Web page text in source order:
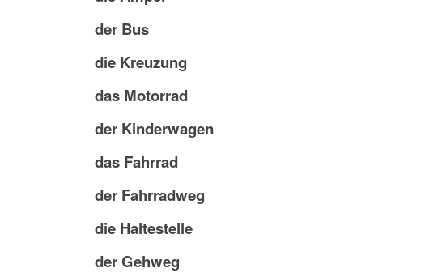
der Bus
die Kreuzung
das Motorrad
der Kinderwagen
das Fahrrad
der Fahrradweg
die Haltestelle
der Gehweg